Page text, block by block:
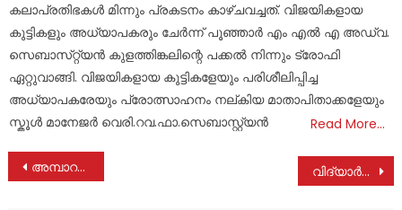
കലാപ്രതിഭകൾ മിന്നും പ്രകടനം കാഴ്ചവച്ചത്. വിജയികളായ
കുട്ടികളും അധ്യാപകരും ചേർന്ന് പൂഞ്ഞാർ എം എൽ എ അഡ്വ.
സെബാസ്‌റ്റ്യൻ കുളത്തിങ്കലിന്റെ പക്കൽ നിന്നും ട്രോഫി
ഏറ്റുവാങ്ങി. വിജയികളായ കുട്ടികളേയും പരിശീലിപ്പിച്ച
അധ്യാപകരേയും പ്രോത്സാഹനം നല്കിയ മാതാപിതാക്കളേയും
സ്കൂൾ മാനേജർ വെരി.റവ.ഫാ.സെബാസ്റ്റ്യൻ
Read More…
Post
അമ്പാറനിരപ്പേൽ അഗ്രി ഫെസ്റ്റ് – 2024 വിദ്യാർഥികളുടെ സർഗ്ഗാത്മകത വളർത്തുന്നതിൽ വിദ്യാലയങ്ങൾ ശ്രദ്ധ പുലർത്തണം : ആനന്ദ് ചെറുവള്ളിൽ